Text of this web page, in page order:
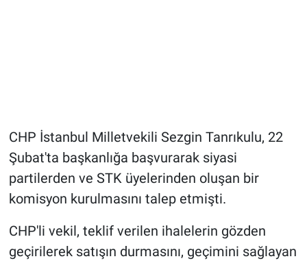
CHP İstanbul Milletvekili Sezgin Tanrıkulu, 22
Şubat'ta başkanlığa başvurarak siyasi
partilerden ve STK üyelerinden oluşan bir
komisyon kurulmasını talep etmişti.
CHP'li vekil, teklif verilen ihalelerin gözden
geçirilerek satışın durmasını, geçimini sağlayan